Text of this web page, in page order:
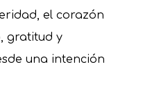
el corazón
gratitud y
una intención